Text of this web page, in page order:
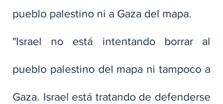
pueblo palestino ni a Gaza del mapa.
"Israel no está intentando borrar al
pueblo palestino del mapa ni tampoco a
Gaza. Israel está tratando de defenderse